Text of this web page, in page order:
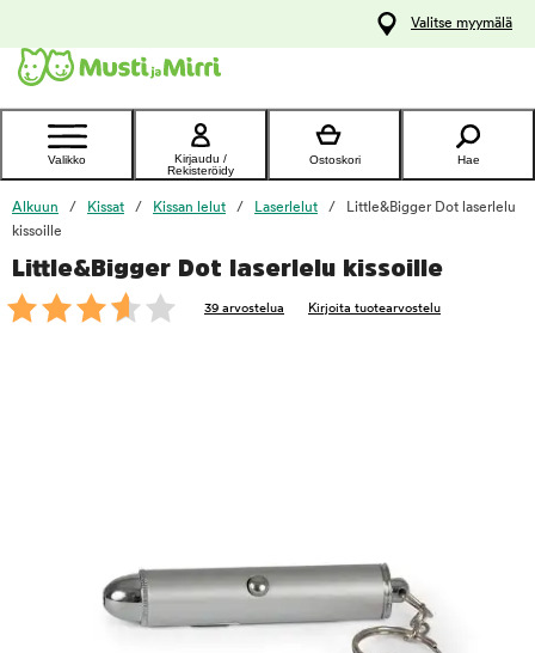
Ota yhteyttä
asiakaspalveluun
Valitse myymälä
Valikko
Kirjaudu /
Rekisteröidy
Ostoskori Hae
Alkuun Kissat Kissan lelut Laserlelut
Little&Bigger Dot laserlelu
kissoille
Little&Bigger Dot laserlelu kissoille
39 arvostelua Kirjoita tuotearvostelu
foo